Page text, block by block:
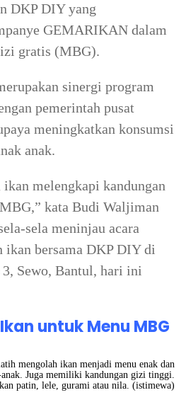
DKP DIY yang
GEMARIKAN dalam
gratis (MBG).
sinergi program
pemerintah pusat
meningkatkan konsumsi
anak.
ikan melengkapi kandungan
kata Budi Waljiman
sela meninjau acara
ikan bersama DKP DIY di
3, Sewo, Bantul, hari ini
untuk Menu MBG
mengolah ikan menjadi menu enak dan
anak. Juga memiliki kandungan gizi tinggi.
patin, lele, gurami atau nila. (istimewa)